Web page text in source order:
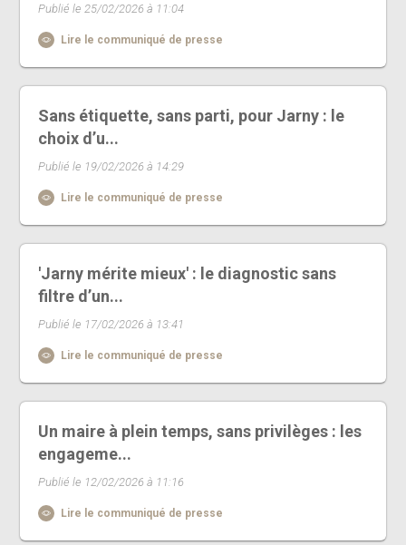
Publié le 25/02/2026 à 11:04
Lire le communiqué de presse
Sans étiquette, sans parti, pour Jarny : le
choix d’u...
Publié le 19/02/2026 à 14:29
Lire le communiqué de presse
'Jarny mérite mieux' : le diagnostic sans
filtre d’un...
Publié le 17/02/2026 à 13:41
Lire le communiqué de presse
Un maire à plein temps, sans privilèges : les
engageme...
Publié le 12/02/2026 à 11:16
Lire le communiqué de presse